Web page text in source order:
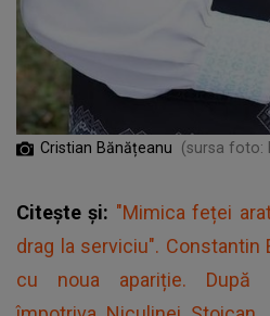
Cristian Bănățeanu (sursa foto:
Citește și: "Mimica feței
drag la serviciu". Constantin
cu noua apariție. După